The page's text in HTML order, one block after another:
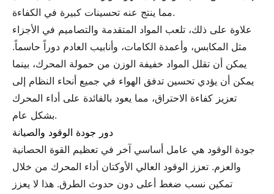
مما ينتج عنه تحسينات كبيرة في الكفاءة.
علاوة على ذلك، تلعب المواد المتقدمة والتصاميم في الأجزاء
مثل المكابس، وأعمدة الكامات، وأنابيب العادم دوراً حاسماً.
يمكن أن تقلل المواد خفيفة الوزن من حمولة المحرك، بينما
يمكن أن يؤدي تحسين تدفق الهواء في جميع أنحاء النظام إلى
تعزيز كفاءة الاحتراق، مما يعود بالفائدة على أداء المحرك
بشكل عام.
دور جودة الوقود والصيانة
جودة الوقود هي عامل أساسي آخر في تعظيم القوة الحصانية
والعزم. تعزز الوقود العالي الأوكتان أداء المحرك من خلال
تمكين نسب ضغط أعلى دون حدوث الطرق. هذا لا يعزز